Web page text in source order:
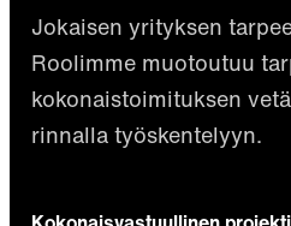
Jokaisen yrityksen
Roolimme muotoutuu
kokonaistoimituksen
rinnalla työskentelyyn.